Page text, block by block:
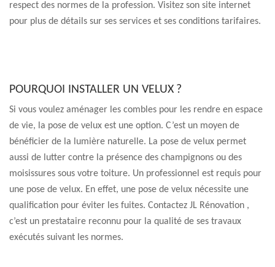
respect des normes de la profession. Visitez son site internet
pour plus de détails sur ses services et ses conditions tarifaires.
POURQUOI INSTALLER UN VELUX ?
Si vous voulez aménager les combles pour les rendre en espace
de vie, la pose de velux est une option. C’est un moyen de
bénéficier de la lumière naturelle. La pose de velux permet
aussi de lutter contre la présence des champignons ou des
moisissures sous votre toiture. Un professionnel est requis pour
une pose de velux. En effet, une pose de velux nécessite une
qualification pour éviter les fuites. Contactez JL Rénovation ,
c’est un prestataire reconnu pour la qualité de ses travaux
exécutés suivant les normes.